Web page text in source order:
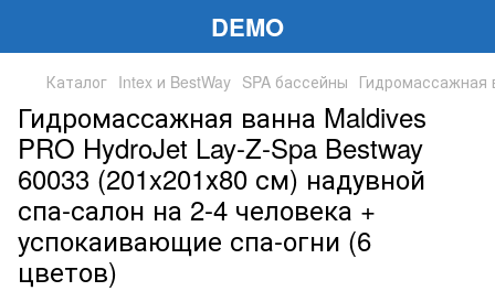
DEMO
Каталог Intex и BestWay SPA бассейны Гидромассажная
Гидромассажная ванна Maldives
PRO HydroJet Lay-Z-Spa Bestway
60033 (201x201х80 см) надувной
спа-салон на 2-4 человека +
успокаивающие спа-огни (6
цветов)